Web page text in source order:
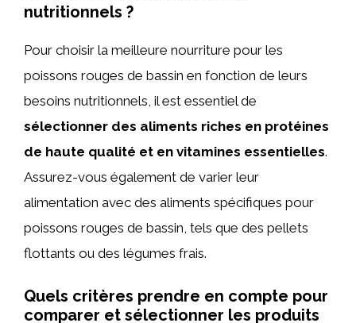
nutritionnels ?
Pour choisir la meilleure nourriture pour les
poissons rouges de bassin en fonction de leurs
besoins nutritionnels, il est essentiel de
sélectionner des aliments riches en protéines
de haute qualité et en vitamines essentielles.
Assurez-vous également de varier leur
alimentation avec des aliments spécifiques pour
poissons rouges de bassin, tels que des pellets
flottants ou des légumes frais.
Quels critères prendre en compte pour
comparer et sélectionner les produits